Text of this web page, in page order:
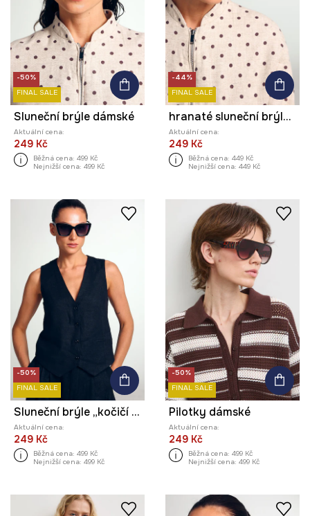
-50%
FINAL SALE
Sluneční brýle dámské
Aktuální cena:
249 Kč
Běžná cena: 499 Kč
Nejnižší cena: 499 Kč
-44%
FINAL SALE
hranaté sluneční brýle dámské
Aktuální cena:
249 Kč
Běžná cena: 449 Kč
Nejnižší cena: 449 Kč
-50%
FINAL SALE
Sluneční brýle „kočičí oči“ dámské
Aktuální cena:
249 Kč
Běžná cena: 499 Kč
Nejnižší cena: 499 Kč
-50%
FINAL SALE
Pilotky dámské
Aktuální cena:
249 Kč
Běžná cena: 499 Kč
Nejnižší cena: 499 Kč